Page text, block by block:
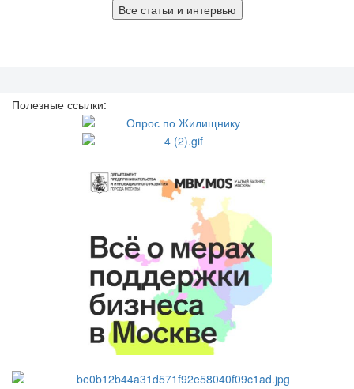
Все статьи и интервью
Полезные ссылки: